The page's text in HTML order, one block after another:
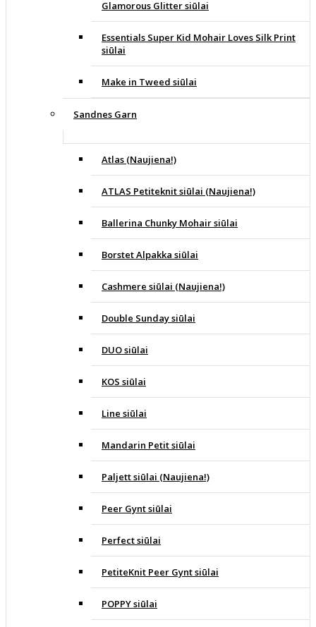
Glamorous Glitter siūlai
Essentials Super Kid Mohair Loves Silk Print
siūlai
Make in Tweed siūlai
Sandnes Garn
Atlas (Naujiena!)
ATLAS Petiteknit siūlai (Naujiena!)
Ballerina Chunky Mohair siūlai
Borstet Alpakka siūlai
Cashmere siūlai (Naujiena!)
Double Sunday siūlai
DUO siūlai
KOS siūlai
Line siūlai
Mandarin Petit siūlai
Paljett siūlai (Naujiena!)
Peer Gynt siūlai
Perfect siūlai
PetiteKnit Peer Gynt siūlai
POPPY siūlai